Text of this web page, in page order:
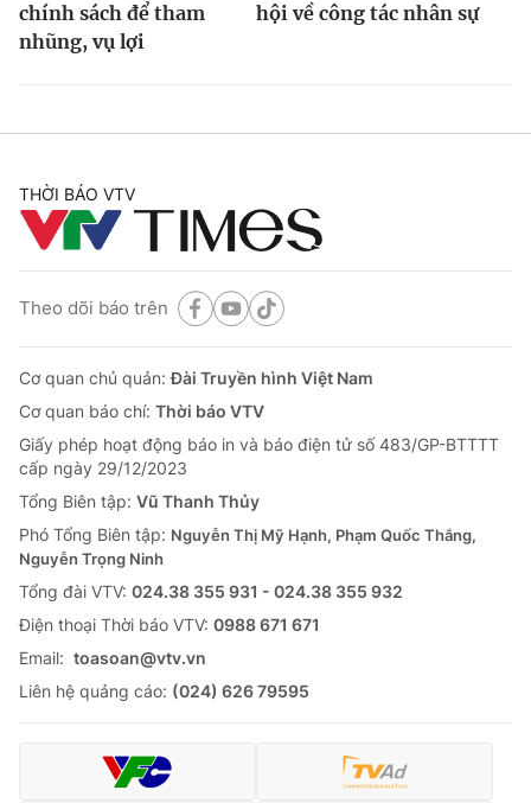
chính sách để tham
nhũng, vụ lợi
hội về công tác nhân sự
THỜI BÁO VTV
Theo dõi báo trên
Cơ quan chủ quản:Đài Truyền hình Việt Nam
Cơ quan báo chí: Thời báo VTV
Giấy phép hoạt động báo in và báo điện tử số 483/GP-BTTTT
cấp ngày 29/12/2023
Tổng Biên tập: Vũ Thanh Thủy
Phó Tổng Biên tập: Nguyễn Thị Mỹ Hạnh, Phạm Quốc Thắng,
Nguyễn Trọng Ninh
Tổng đài VTV: 024.38 355 931 - 024.38 355 932
Ðiện thoại Thời báo VTV: 0988 671 671
Email: toasoan@vtv.vn
Liên hệ quảng cáo: (024) 626 79595